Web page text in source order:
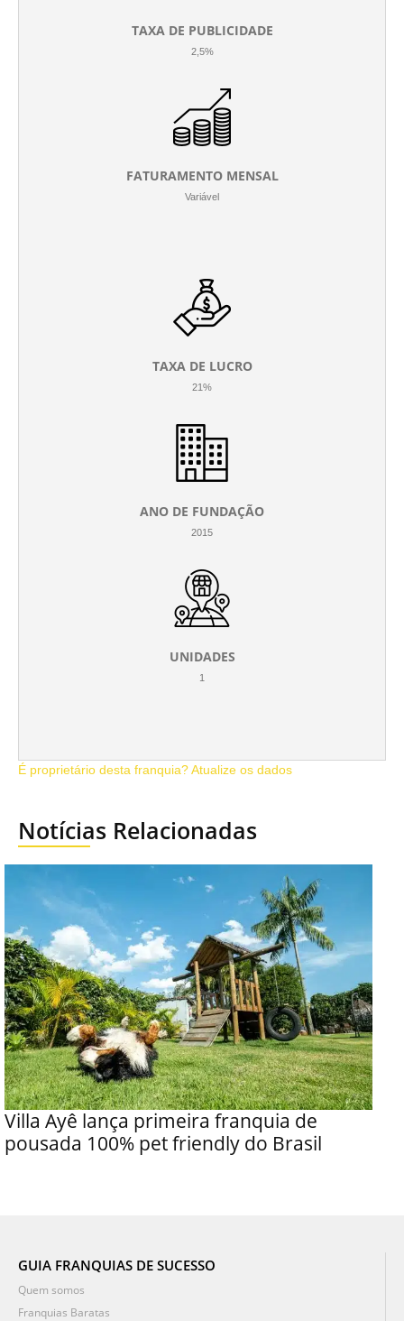
TAXA DE PUBLICIDADE
2,5%
FATURAMENTO MENSAL
Variável
TAXA DE LUCRO
21%
ANO DE FUNDAÇÃO
2015
UNIDADES
1
É proprietário desta franquia? Atualize os dados
Notícias Relacionadas
Villa Ayê lança primeira franquia de
pousada 100% pet friendly do Brasil
GUIA FRANQUIAS DE SUCESSO
Quem somos
Franquias Baratas